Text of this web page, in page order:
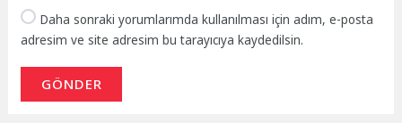
Daha sonraki yorumlarımda kullanılması için adım, e-posta
adresim ve site adresim bu tarayıcıya kaydedilsin.
GÖNDER